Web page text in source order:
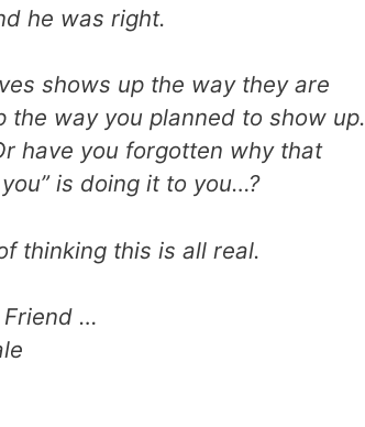
he was right.
shows up the way they are
way you planned to show up.
have you forgotten why that
is doing it to you…?
thinking this is all real.
Friend …